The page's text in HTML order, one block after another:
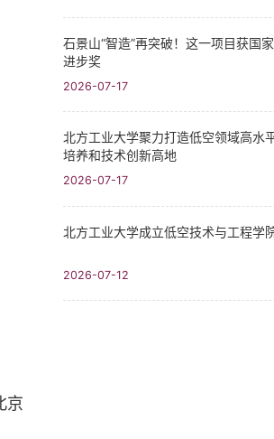
京
石景山“智造”再突破！这一项目获国
进步奖
2026-07-17
北方工业大学聚力打造低空领域高水
培养和技术创新高地
2026-07-17
北方工业大学成立低空技术与工程学
2026-07-12